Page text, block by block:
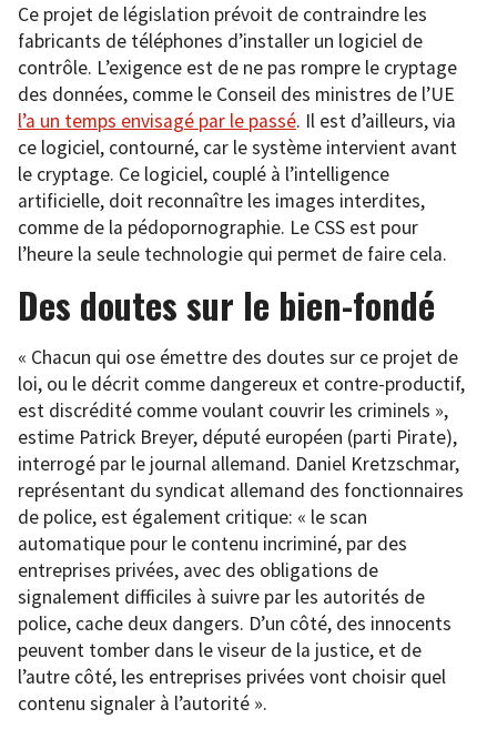
Ce projet de législation prévoit de contraindre les
fabricants de téléphones d’installer un logiciel de
contrôle. L’exigence est de ne pas rompre le cryptage
des données, comme le Conseil des ministres de l’UE
l’a un temps envisagé par le passé. Il est d’ailleurs, via
ce logiciel, contourné, car le système intervient avant
le cryptage. Ce logiciel, couplé à l’intelligence
artificielle, doit reconnaître les images interdites,
comme de la pédopornographie. Le CSS est pour
l’heure la seule technologie qui permet de faire cela.
Des doutes sur le bien-fondé
« Chacun qui ose émettre des doutes sur ce projet de
loi, ou le décrit comme dangereux et contre-productif,
est discrédité comme voulant couvrir les criminels »,
estime Patrick Breyer, député européen (parti Pirate),
interrogé par le journal allemand. Daniel Kretzschmar,
représentant du syndicat allemand des fonctionnaires
de police, est également critique: « le scan
automatique pour le contenu incriminé, par des
entreprises privées, avec des obligations de
signalement difficiles à suivre par les autorités de
police, cache deux dangers. D’un côté, des innocents
peuvent tomber dans le viseur de la justice, et de
l’autre côté, les entreprises privées vont choisir quel
contenu signaler à l’autorité ».